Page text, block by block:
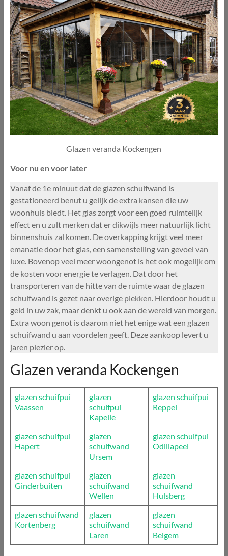
Glazen veranda Kockengen
Voor nu en voor later
Vanaf de 1e minuut dat de glazen schuifwand is
gestationeerd benut u gelijk de extra kansen die uw
woonhuis biedt. Het glas zorgt voor een goed ruimtelijk
effect en u zult merken dat er dikwijls meer natuurlijk licht
binnenshuis zal komen. De overkapping krijgt veel meer
emanatie door het glas, een samenstelling van gevoel van
luxe. Bovenop veel meer woongenot is het ook mogelijk om
de kosten voor energie te verlagen. Dat door het
transporteren van de hitte van de ruimte waar de glazen
schuifwand is gezet naar overige plekken. Hierdoor houdt u
geld in uw zak, maar denkt u ook aan de wereld van morgen.
Extra woon genot is daarom niet het enige wat een glazen
schuifwand u aan voordelen geeft. Deze aankoop levert u
jaren plezier op.
Glazen veranda Kockengen
glazen schuifpui
Vaassen
glazen
schuifpui
Kapelle
glazen schuifpui
Reppel
glazen schuifpui
Hapert
glazen
schuifwand
Ursem
glazen schuifpui
Odiliapeel
glazen schuifpui
Ginderbuiten
glazen
schuifwand
Wellen
glazen
schuifwand
Hulsberg
glazen schuifwand
Kortenberg
glazen
schuifwand
Laren
glazen
schuifwand
Beigem